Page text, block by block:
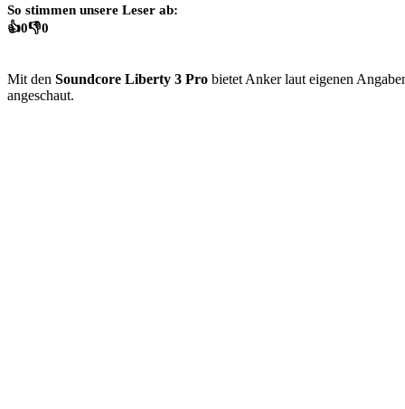
So stimmen unsere Leser ab:
👍0👎0
Mit den Soundcore Liberty 3 Pro bietet Anker laut eigenen
angeschaut.